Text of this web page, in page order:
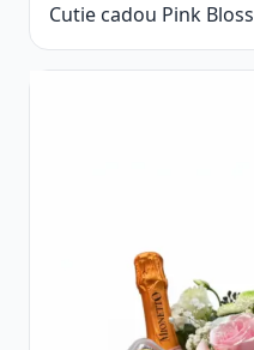
Cutie cadou Pink